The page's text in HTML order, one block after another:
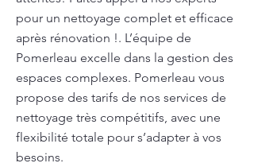
pour un nettoyage complet et efficace
après rénovation !. L’équipe de
Pomerleau excelle dans la gestion des
espaces complexes. Pomerleau vous
propose des tarifs de nos services de
nettoyage très compétitifs, avec une
flexibilité totale pour s’adapter à vos
besoins.